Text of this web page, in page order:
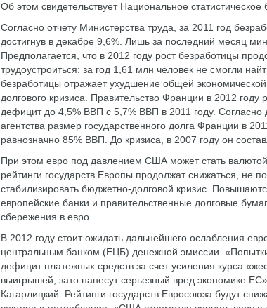
Об этом свидетельствует Национальное статистическое
Согласно отчету Министерства труда, за 2011 год
достигнув в декабре 9,6%. Лишь за последний месяц
Предполагается, что в 2012 году рост безработицы
трудоустроиться: за год 1,61 млн человек не смогли
безработицы отражает ухудшение общей
долгового кризиса. Правительство Франции в 2012
дефицит до 4,5% ВВП с 5,7% ВВП в 2011 году. Согласно
агентства размер государственного долга Франции в
равнозначно 85% ВВП. До кризиса, в 2007 году он
При этом евро под давлением США может стать
рейтинги государств Европы продолжат снижаться, не
стабилизировать бюджетно-долговой кризис.
европейские банки и правительственные долговые
сбережения в евро.
В 2012 году стоит ожидать дальнейшего ослабления
центральным банком (ЕЦБ) денежной эмиссии.
дефицит платежных средств за счет усиления курса
выигрышей, зато нанесут серьезный вред экономике
Кагарлицкий. Рейтинги государств Евросоюза будут